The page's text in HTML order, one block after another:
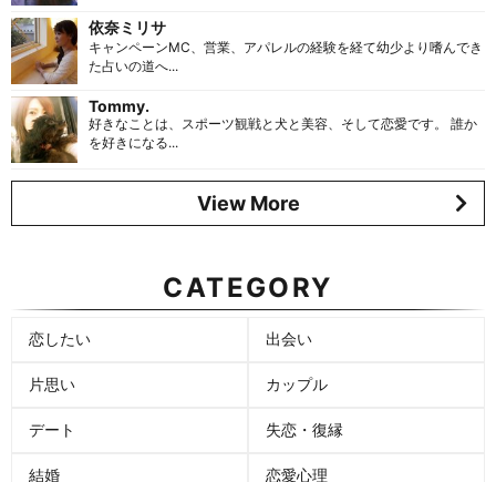
依奈ミリサ
キャンペーンMC、営業、アパレルの経験を経て幼少より嗜んでき
た占いの道へ...
Tommy.
好きなことは、スポーツ観戦と犬と美容、そして恋愛です。 誰か
を好きになる...
View More
CATEGORY
恋したい 出会い
片思い カップル
デート 失恋・復縁
結婚 恋愛心理